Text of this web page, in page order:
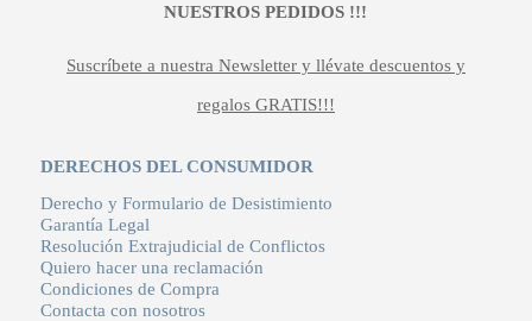
NUESTROS PEDIDOS !!!
Suscríbete a nuestra Newsletter y llévate descuentos y
regalos GRATIS!!!
DERECHOS DEL CONSUMIDOR
Derecho y Formulario de Desistimiento
Garantía Legal
Resolución Extrajudicial de Conflictos
Quiero hacer una reclamación
Condiciones de Compra
Contacta con nosotros